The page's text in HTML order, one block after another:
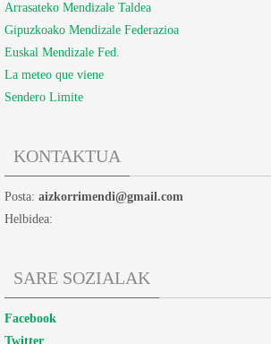
Arrasateko Mendizale Taldea
Gipuzkoako Mendizale Federazioa
Euskal Mendizale Fed.
La meteo que viene
Sendero Limite
KONTAKTUA
Posta: aizkorrimendi@gmail.com
Helbidea:
SARE SOZIALAK
Facebook
Twitter